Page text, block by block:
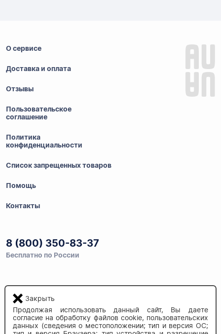
О сервисе
Доставка и оплата
Отзывы
Пользовательское
соглашение
Политика
конфиденциальности
Список запрещенных товаров
Помощь
Контакты
8 (800) 350-83-37
Бесплатно по России
Напишите нам
info@auau.market
236027, г.Калининград
Закрыть
Продолжая использовать данный сайт, Вы даете
согласие на обработку файлов cookie, пользовательских
данных (сведения о местоположении; тип и версия ОС;